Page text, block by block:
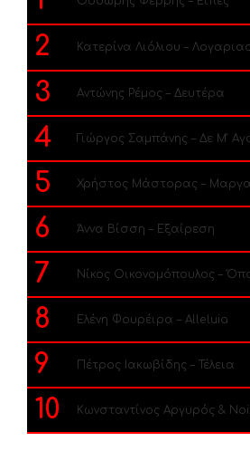
2 Κατερίνα Λιόλιου –
3 Αντώνης Ρέμος – Δευτέρα
4 Γιώργος Σαμπάνης – Δε Μ’
5 Χρήστος Μάστορας –
6 Άννα Βίσση – Εξαίρεση
7 Νίκος Οικονομόπουλος –
8 Ελένη Φουρέιρα – Alleluia
9 Πέτρος Ιακωβίδης – Τέλεια
10 Κωνσταντίνος Αργυρός &